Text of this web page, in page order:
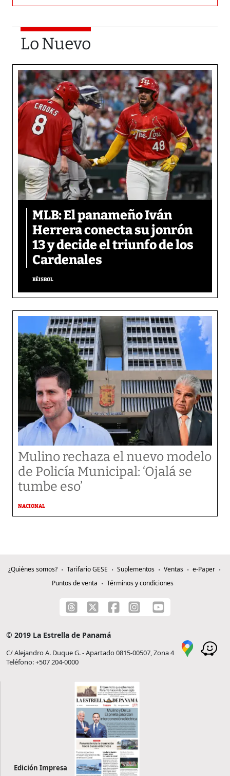
Lo Nuevo
MLB: El panameño Iván
Herrera conecta su jonrón
13 y decide el triunfo de los
Cardenales
BÉISBOL
Mulino rechaza el nuevo modelo
de Policía Municipal: ‘Ojalá se
tumbe eso’
NACIONAL
¿Quiénes somos? Tarifario GESE Suplementos Ventas
e-Paper
Puntos de venta
Términos y condiciones
© 2019 La Estrella de Panamá
C/ Alejandro A. Duque G. - Apartado 0815-00507, Zona 4
Teléfono: +507 204-0000
Edición Impresa